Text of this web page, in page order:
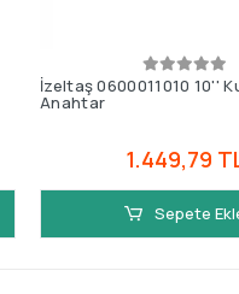
İzeltaş 0600011010 10''
Anahtar
1.449,79
Sepete